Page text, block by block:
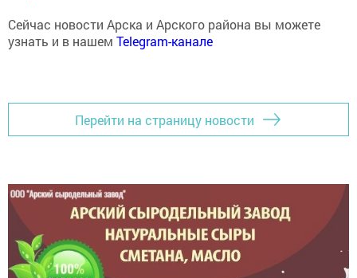
Сейчас новости Арска и Арского района вы можете
узнать и в нашем Telegram-канале
Перейти на страницу новости